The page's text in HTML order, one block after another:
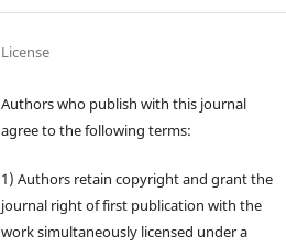
License
Authors who publish with this journal
agree to the following terms:
1) Authors retain copyright and grant the
journal right of first publication with the
work simultaneously licensed under a